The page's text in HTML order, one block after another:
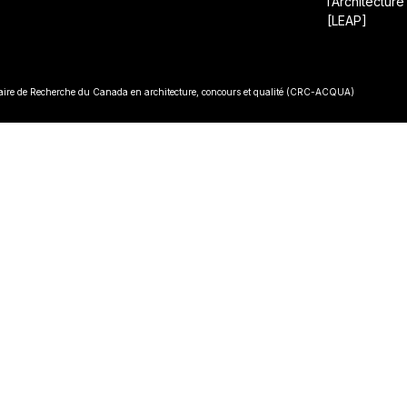
[LEAP]
de Recherche du Canada en architecture, concours et qualité (CRC-ACQUA)